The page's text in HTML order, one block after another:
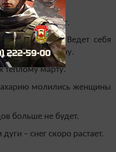
– выпадет снег.
– к теплу. Ведет себя
метели и бурану.
теплому марту.
молились женщины
больше не будет.
– снег скоро растает.